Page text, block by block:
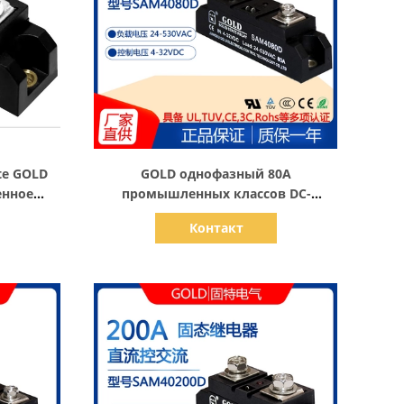
GOLD
GOLD однофазный 80A
промышленных классов DC-
управляемый переменный ток
твердотельных реле модели
Контакт